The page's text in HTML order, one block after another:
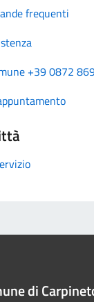
frequenti
+39 0872
di